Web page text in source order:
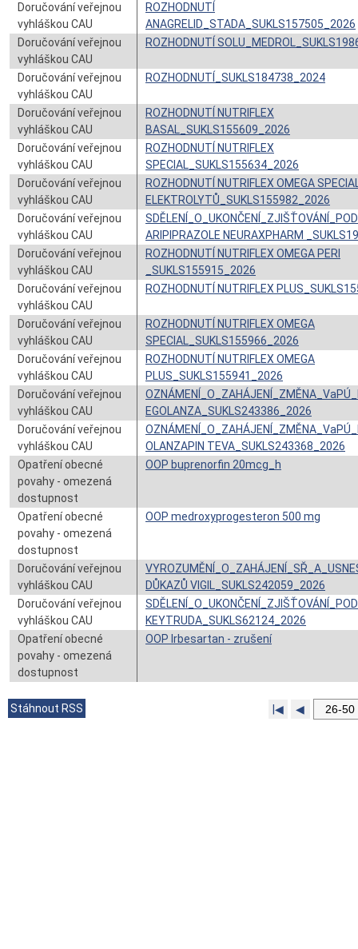
Doručování veřejnou
vyhláškou CAU
ROZHODNUTÍ
ANAGRELID_STADA_SUKLS157505_2026
Doručování veřejnou
vyhláškou CAU
ROZHODNUTÍ
Doručování veřejnou
vyhláškou CAU
ROZHODNUTÍ_SUKLS184738_2024
Doručování veřejnou
vyhláškou CAU
ROZHODNUTÍ NUTRIFLEX
BASAL_SUKLS155609_2026
Doručování veřejnou
vyhláškou CAU
ROZHODNUTÍ NUTRIFLEX
SPECIAL_SUKLS155634_2026
Doručování veřejnou
vyhláškou CAU
ROZHODNUTÍ NUTRIFLEX OMEGA
ELEKTROLYTŮ_SUKLS155982_2026
Doručování veřejnou
vyhláškou CAU
ARIPIPRAZOLE NEURAXPHARM
Doručování veřejnou
vyhláškou CAU
ROZHODNUTÍ NUTRIFLEX OMEGA PERI
_SUKLS155915_2026
Doručování veřejnou
vyhláškou CAU
ROZHODNUTÍ NUTRIFLEX
Doručování veřejnou
vyhláškou CAU
ROZHODNUTÍ NUTRIFLEX OMEGA
SPECIAL_SUKLS155966_2026
Doručování veřejnou
vyhláškou CAU
ROZHODNUTÍ NUTRIFLEX OMEGA
PLUS_SUKLS155941_2026
Doručování veřejnou
vyhláškou CAU
EGOLANZA_SUKLS243386_2026
Doručování veřejnou
vyhláškou CAU
OLANZAPIN TEVA_SUKLS243368_2026
Opatření obecné
povahy - omezená
dostupnost
OOP buprenorfin 20mcg_h
Opatření obecné
povahy - omezená
dostupnost
OOP medroxyprogesteron 500 mg
Doručování veřejnou
vyhláškou CAU
DŮKAZŮ VIGIL_SUKLS242059_2026
Doručování veřejnou
vyhláškou CAU
KEYTRUDA_SUKLS62124_2026
Opatření obecné
povahy - omezená
dostupnost
OOP Irbesartan - zrušení
Stáhnout RSS |◀ ◀